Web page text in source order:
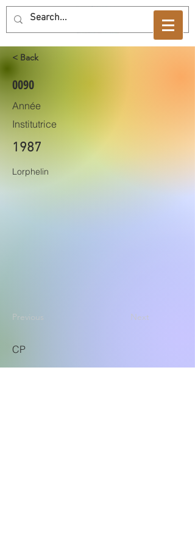
< Back
0090
Année
Institutrice
1987
Lorphelin
Previous Next
CP